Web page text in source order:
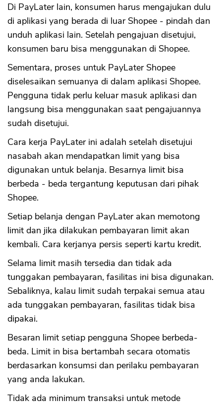
Di PayLater lain, konsumen harus mengajukan dulu
di aplikasi yang berada di luar Shopee - pindah dan
unduh aplikasi lain. Setelah pengajuan disetujui,
konsumen baru bisa menggunakan di Shopee.
Sementara, proses untuk PayLater Shopee
diselesaikan semuanya di dalam aplikasi Shopee.
Pengguna tidak perlu keluar masuk aplikasi dan
langsung bisa menggunakan saat pengajuannya
sudah disetujui.
Cara kerja PayLater ini adalah setelah disetujui
nasabah akan mendapatkan limit yang bisa
digunakan untuk belanja. Besarnya limit bisa
berbeda - beda tergantung keputusan dari pihak
Shopee.
Setiap belanja dengan PayLater akan memotong
limit dan jika dilakukan pembayaran limit akan
kembali. Cara kerjanya persis seperti kartu kredit.
Selama limit masih tersedia dan tidak ada
tunggakan pembayaran, fasilitas ini bisa digunakan.
Sebaliknya, kalau limit sudah terpakai semua atau
ada tunggakan pembayaran, fasilitas tidak bisa
dipakai.
Besaran limit setiap pengguna Shopee berbeda-
beda. Limit in bisa bertambah secara otomatis
berdasarkan konsumsi dan perilaku pembayaran
yang anda lakukan.
Tidak ada minimum transaksi untuk metode